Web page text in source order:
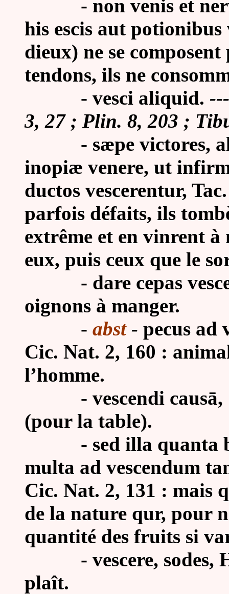
- non venis et
his escis aut
dieux) ne se composent
tendons, ils ne
- vesci aliquid.
3, 27 ; Plin. 8, 203 ;
- sæpe victores,
inopiæ venere, ut
ductos vescerentur,
parfois défaits, ils
extrême et en vinrent
eux, puis ceux que le
- dare cepas
oignons à manger.
- abst- pecus ad
Cic. Nat. 2, 160 :
l’homme.
- vescendi
(pour la table).
- sed illa quanta
multa ad vescendum
Cic. Nat. 2, 131 : mais
de la nature qur, pour
quantité des fruits si
- vescere, sodes,
plaît.